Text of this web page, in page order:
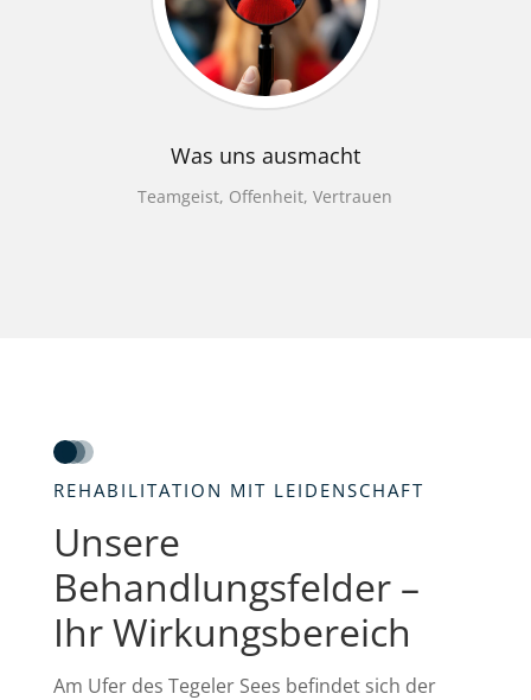
Was uns ausmacht
Teamgeist, Offenheit, Vertrauen
REHABILITATION MIT LEIDENSCHAFT
Unsere
Behandlungsfelder –
Ihr Wirkungsbereich
Am Ufer des Tegeler Sees befindet sich der